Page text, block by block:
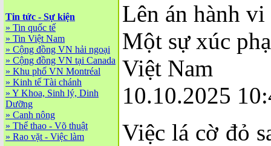
Tin tức - Sự kiện
» Tin quốc tế
» Tin Việt Nam
» Cộng đồng VN hải ngoại
» Cộng đồng VN tại Canada
» Khu phố VN Montréal
» Kinh tế Tài chánh
» Y Khoa, Sinh lý, Dinh
Dưỡng
» Canh nông
» Thể thao - Võ thuật
» Rao vặt - Việc làm
Lên án hành
Một sự xúc
Việt Nam
10.10.2025
Việc lá cờ đỏ